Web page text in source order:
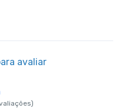
avaliar